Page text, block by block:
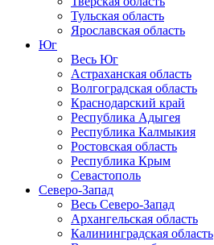
Тульская область
Ярославская область
Юг
Весь Юг
Астраханская область
Волгоградская область
Краснодарский край
Республика Адыгея
Республика Калмыкия
Ростовская область
Республика Крым
Севастополь
Северо-Запад
Весь Северо-Запад
Архангельская область
Калининградская область